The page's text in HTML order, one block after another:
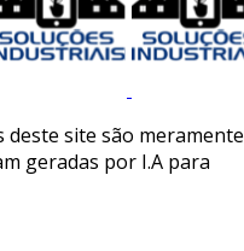
deste site são meramente
geradas por I.A para